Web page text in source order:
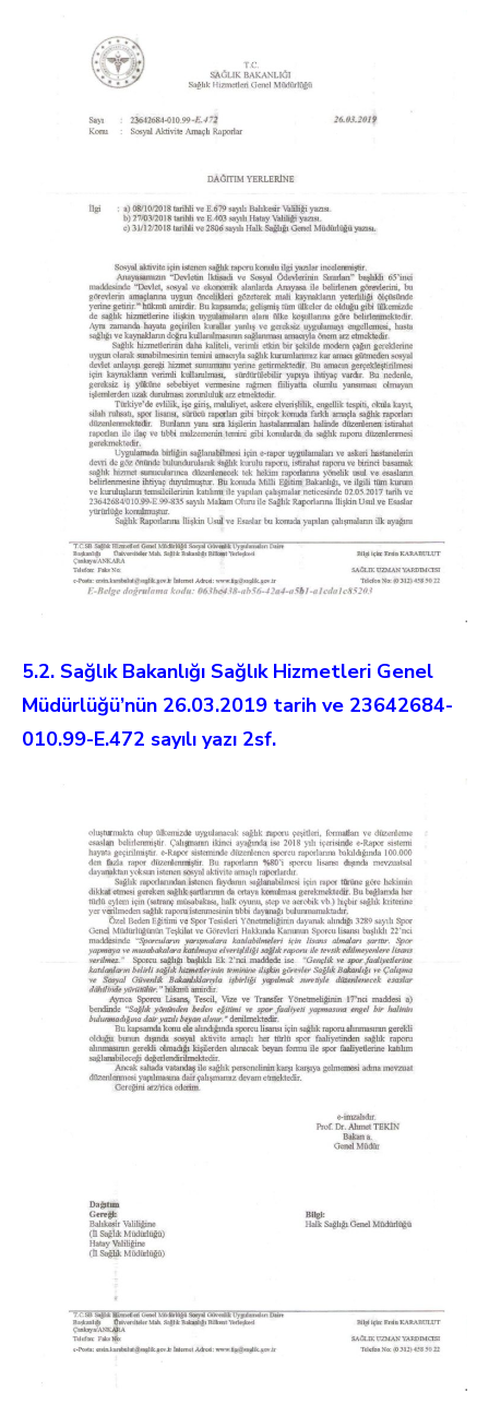
5.2. Sağlık Bakanlığı Sağlık Hizmetleri Genel
Müdürlüğü’nün 26.03.2019 tarih ve 23642684-
010.99-E.472 sayılı yazı 2sf.